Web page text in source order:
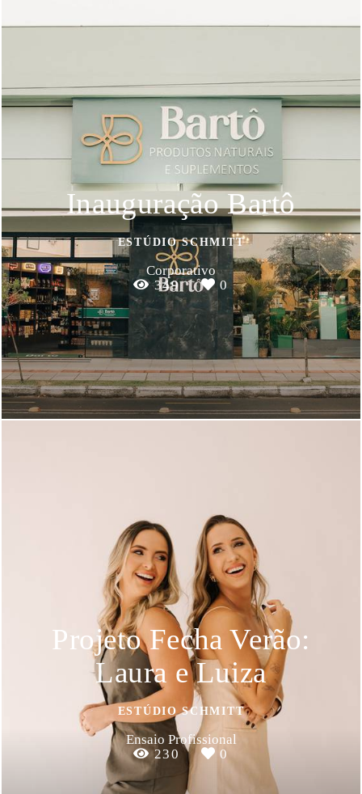
Inauguração Bartô
ESTÚDIO SCHMITT
Corporativo
349
0
Projeto Fecha Verão:
Laura e Luiza
ESTÚDIO SCHMITT
Ensaio Profissional
230
0